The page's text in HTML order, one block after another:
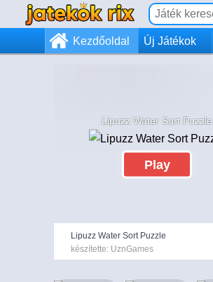
Kezdőoldal Új Játékok
Lipuzz Water Sort Puzzle
Play
Lipuzz Water Sort Puzzle
készítette: UznGames